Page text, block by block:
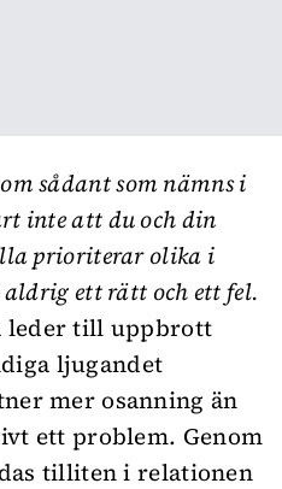
sådant som nämns i
inte att du och din
prioriterar olika i
ett rätt och ett fel.
leder till uppbrott
ljugandet
mer osanning än
ett problem. Genom
tilliten i relationen